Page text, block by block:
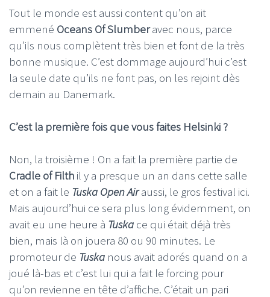
Tout le monde est aussi content qu’on ait
emmené Oceans Of Slumberavec nous, parce
qu’ils nous complètent très bien et font de la très
bonne musique. C’est dommage aujourd’hui c’est
la seule date qu’ils ne font pas, on les rejoint dès
demain au Danemark.
C’est la première fois que vous faites Helsinki ?
Non, la troisième ! On a fait la première partie de
Cradle of Filth il y a presque un an dans cette salle
et on a fait le Tuska Open Airaussi, le gros festival ici.
Mais aujourd’hui ce sera plus long évidemment, on
avait eu une heure à Tuska ce qui était déjà très
bien, mais là on jouera 80 ou 90 minutes. Le
promoteur de Tuska nous avait adorés quand on a
joué là-bas et c’est lui qui a fait le forcing pour
qu’on revienne en tête d’affiche. C’était un pari